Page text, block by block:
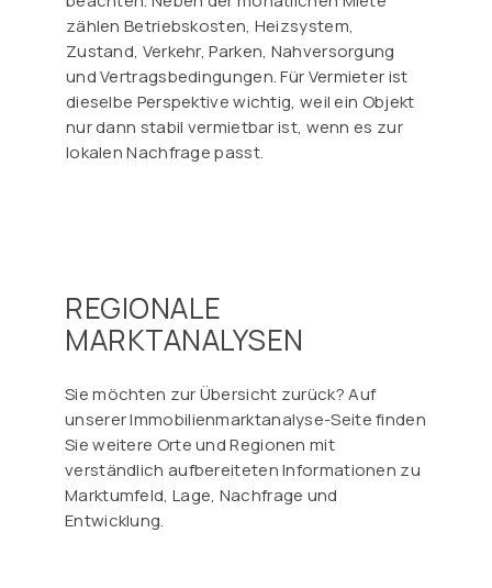
zählen Betriebskosten, Heizsystem,
Zustand, Verkehr, Parken, Nahversorgung
und Vertragsbedingungen. Für Vermieter ist
dieselbe Perspektive wichtig, weil ein Objekt
nur dann stabil vermietbar ist, wenn es zur
lokalen Nachfrage passt.
REGIONALE
MARKTANALYSEN
Sie möchten zur Übersicht zurück? Auf
unserer Immobilienmarktanalyse-Seite finden
Sie weitere Orte und Regionen mit
verständlich aufbereiteten Informationen zu
Marktumfeld, Lage, Nachfrage und
Entwicklung.